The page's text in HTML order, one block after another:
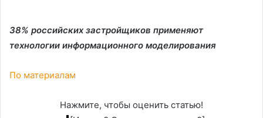
38% российских застройщиков применяют
технологии информационного моделирования
По материалам
Нажмите, чтобы оценить статью!